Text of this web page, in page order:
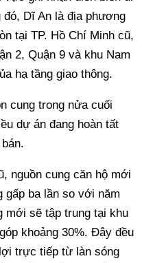
đó, Dĩ An là địa phương
tại TP. Hồ Chí Minh cũ,
2, Quận 9 và khu Nam
hạ tầng giao thông.
cung trong nửa cuối
dự án đang hoàn tất
nguồn cung căn hộ mới
gấp ba lần so với năm
mới sẽ tập trung tại khu
khoảng 30%. Đây đều
trực tiếp từ làn sóng